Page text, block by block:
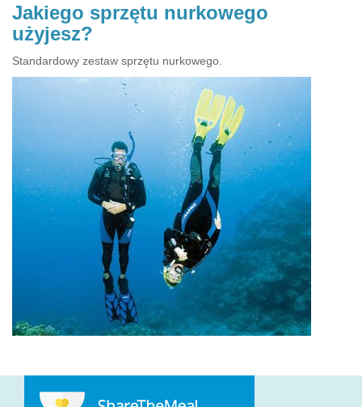
Jakiego sprzętu nurkowego
użyjesz?
Standardowy zestaw sprzętu nurkowego.